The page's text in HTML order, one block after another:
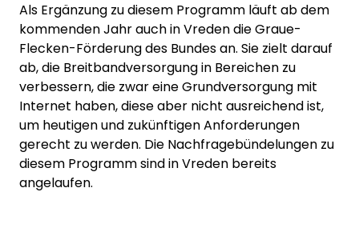
Als Ergänzung zu diesem Programm läuft ab dem
kommenden Jahr auch in Vreden die Graue-
Flecken-Förderung des Bundes an. Sie zielt darauf
ab, die Breitbandversorgung in Bereichen zu
verbessern, die zwar eine Grundversorgung mit
Internet haben, diese aber nicht ausreichend ist,
um heutigen und zukünftigen Anforderungen
gerecht zu werden. Die Nachfragebündelungen zu
diesem Programm sind in Vreden bereits
angelaufen.